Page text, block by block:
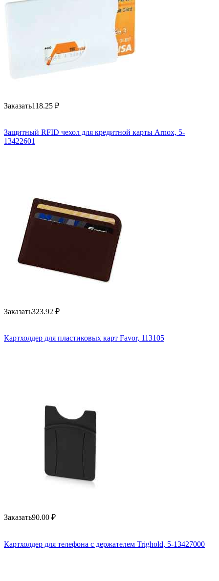
Заказать118.25 ₽
Защитный RFID чехол для кредитной карты Arnox, 5-
13422601
Заказать323.92 ₽
Картхолдер для пластиковых карт Favor, 113105
Заказать90.00 ₽
Картхолдер для телефона с держателем Trighold, 5-13427000